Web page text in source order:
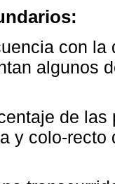
con
algunos
de
y colo-